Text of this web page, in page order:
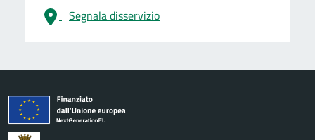
Segnala disservizio
logo Unione Europea